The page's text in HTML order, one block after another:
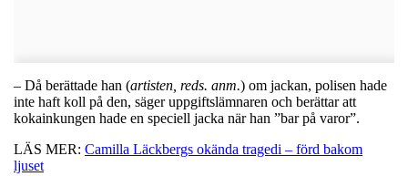
– Då berättade han (artisten, reds. anm.) om jackan, polisen hade
inte haft koll på den, säger uppgiftslämnaren och berättar att
kokainkungen hade en speciell jacka när han ”bar på varor”.
LÄS MER: Camilla Läckbergs okända tragedi – förd bakom
ljuset